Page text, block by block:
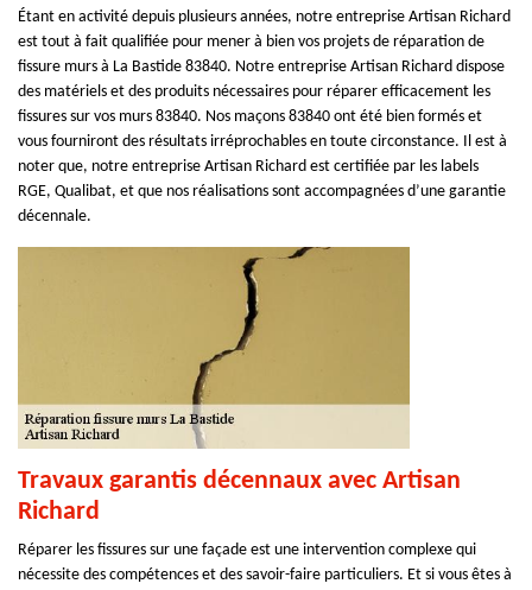
Étant en activité depuis plusieurs années, notre entreprise Artisan Richard
est tout à fait qualifiée pour mener à bien vos projets de réparation de
fissure murs à La Bastide 83840. Notre entreprise Artisan Richard dispose
des matériels et des produits nécessaires pour réparer efficacement les
fissures sur vos murs 83840. Nos maçons 83840 ont été bien formés et
vous fourniront des résultats irréprochables en toute circonstance. Il est à
noter que, notre entreprise Artisan Richard est certifiée par les labels
RGE, Qualibat, et que nos réalisations sont accompagnées d’une garantie
décennale.
Travaux garantis décennaux avec Artisan
Richard
Réparer les fissures sur une façade est une intervention complexe qui
nécessite des compétences et des savoir-faire particuliers. Et si vous êtes à